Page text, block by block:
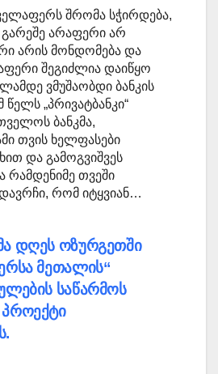
შრომა სჭირდება,
არაფერი არ
არის მონდომება და
შეგიძლია დაიწყო
ვმუშაობდი ბანკის
„პრივატბანკი“
ბანკმა,
თვის ხელფასები
და გამოგვიშვეს
რამდენიმე თვეში
რომ იტყვიან…
დღეს ოზურგეთში
მეთალის“
საწარმოს